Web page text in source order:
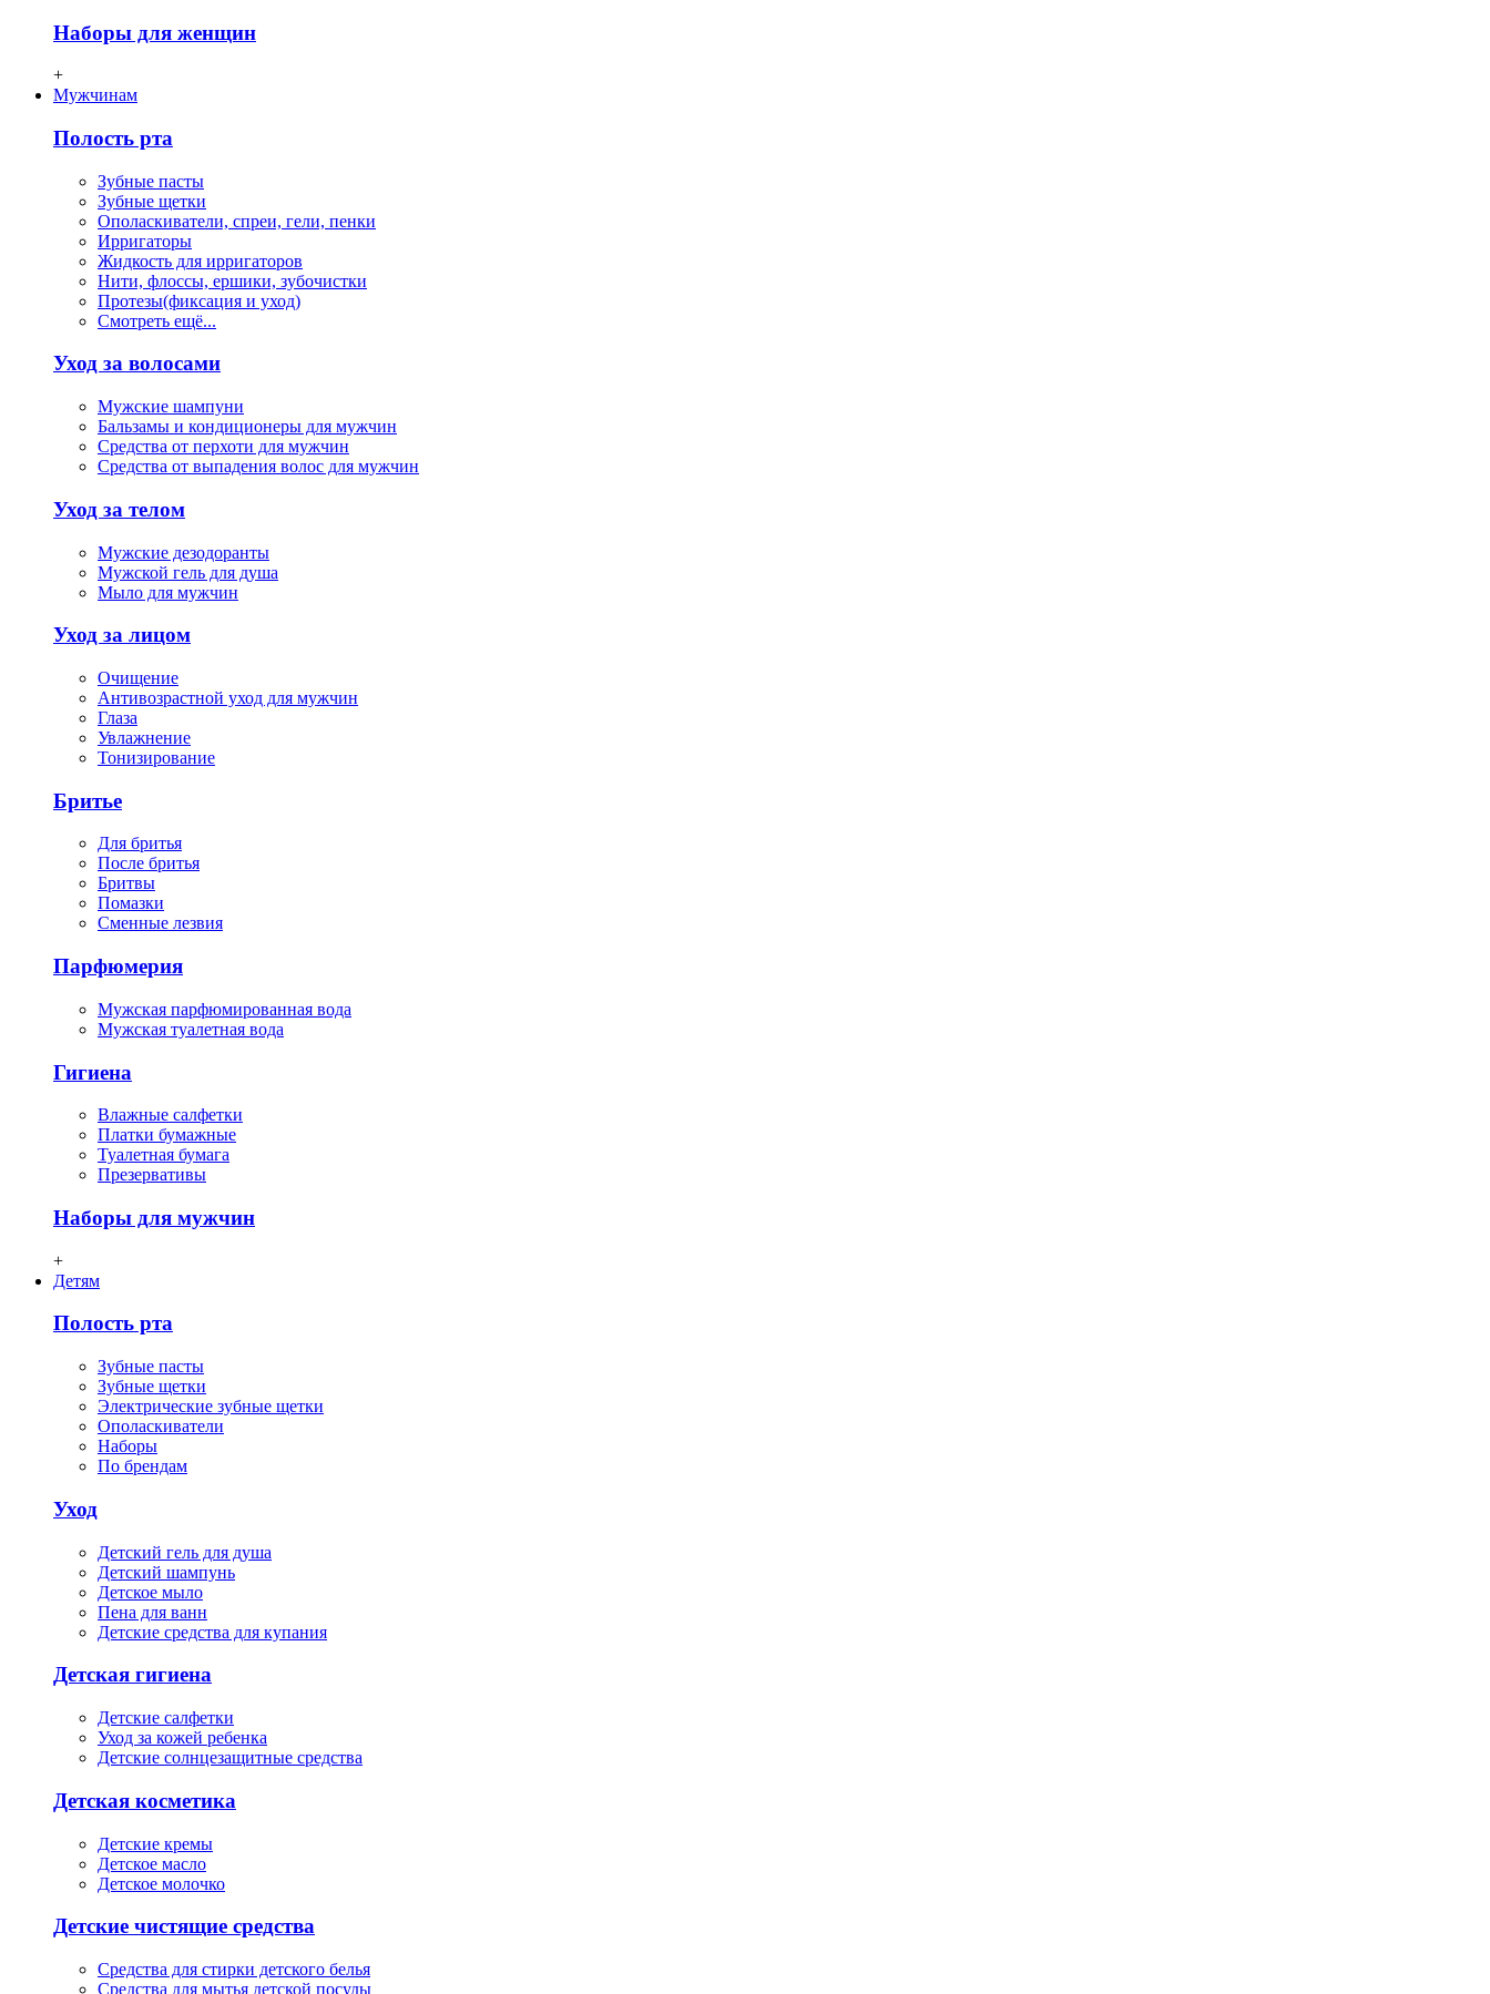
Наборы для женщин
+
Мужчинам
Полость рта
Зубные пасты
Зубные щетки
Ополаскиватели, спреи, гели, пенки
Ирригаторы
Жидкость для ирригаторов
Нити, флосcы, ершики, зубочистки
Протезы(фиксация и уход)
Смотреть ещё...
Уход за волосами
Мужские шампуни
Бальзамы и кондиционеры для мужчин
Средства от перхоти для мужчин
Средства от выпадения волос для мужчин
Уход за телом
Мужские дезодоранты
Мужской гель для душа
Мыло для мужчин
Уход за лицом
Очищение
Антивозрастной уход для мужчин
Глаза
Увлажнение
Тонизирование
Бритье
Для бритья
После бритья
Бритвы
Помазки
Сменные лезвия
Парфюмерия
Мужская парфюмированная вода
Мужская туалетная вода
Гигиена
Влажные салфетки
Платки бумажные
Туалетная бумага
Презервативы
Наборы для мужчин
+
Детям
Полость рта
Зубные пасты
Зубные щетки
Электрические зубные щетки
Ополаскиватели
Наборы
По брендам
Уход
Детский гель для душа
Детский шампунь
Детское мыло
Пена для ванн
Детские средства для купания
Детская гигиена
Детские салфетки
Уход за кожей ребенка
Детские солнцезащитные средства
Детская косметика
Детские кремы
Детское масло
Детское молочко
Детские чистящие средства
Средства для стирки детского белья
Средства для мытья детской посуды